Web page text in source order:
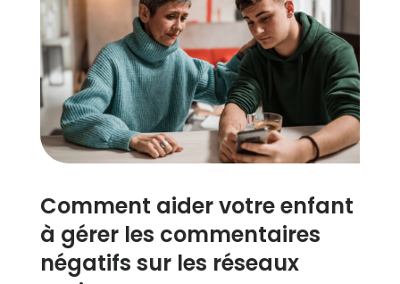
Comment aider votre enfant
à gérer les commentaires
négatifs sur les réseaux